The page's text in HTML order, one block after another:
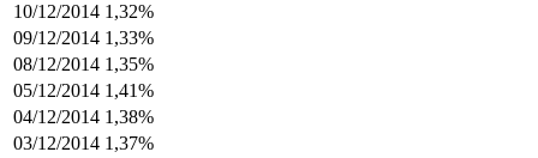
10/12/2014 1,32%
09/12/2014 1,33%
08/12/2014 1,35%
05/12/2014 1,41%
04/12/2014 1,38%
03/12/2014 1,37%